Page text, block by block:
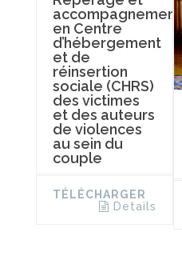
accompagnement
en Centre
d’hébergement
et de
réinsertion
sociale (CHRS)
des victimes
et des auteurs
de violences
au sein du
couple
TÉLÉCHARGER
Details